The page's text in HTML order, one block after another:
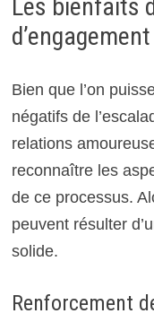
Les bienfaits
d’engagement
Bien que l’on
négatifs de
relations
reconnaître les
de ce processus.
peuvent résulter
solide.
Renforcement